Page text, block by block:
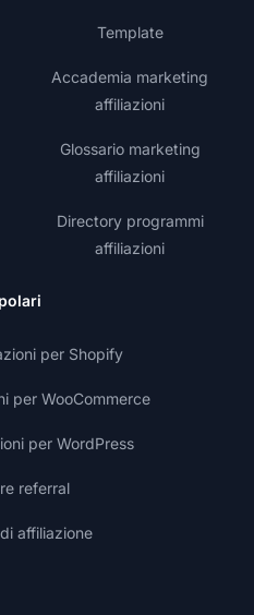
Template
Accademia marketing
affiliazioni
Glossario marketing
affiliazioni
Directory programmi
affiliazioni
per Shopify
per WooCommerce
per WordPress
referral
affiliazione